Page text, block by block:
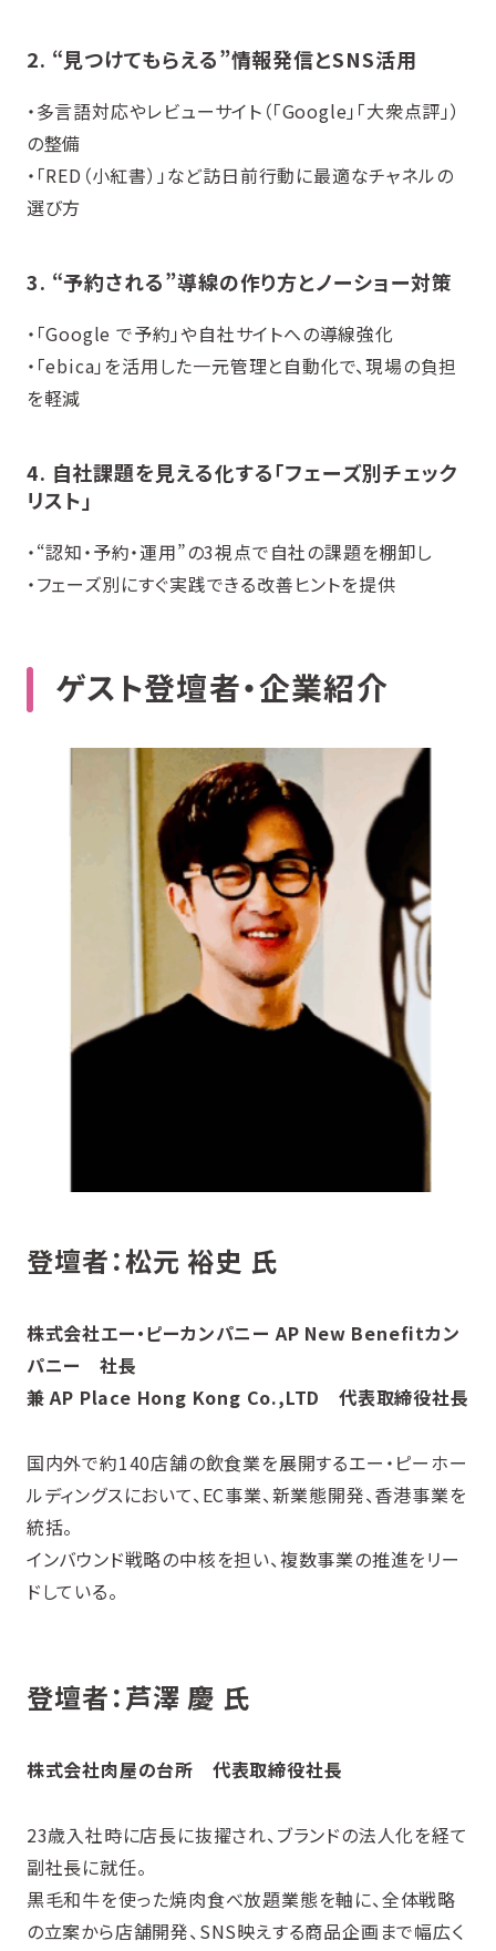
2. “見つけてもらえる”情報発信とSNS活用
・多言語対応やレビューサイト（「Google」「大衆点評」）
の整備
・「RED（小紅書）」など訪日前行動に最適なチャネルの
選び方
3. “予約される”導線の作り方とノーショー対策
・「Google で予約」や自社サイトへの導線強化
・「ebica」を活用した一元管理と自動化で、現場の負担
を軽減
4. 自社課題を見える化する「フェーズ別チェック
リスト」
・“認知・予約・運用”の3視点で自社の課題を棚卸し
・フェーズ別にすぐ実践できる改善ヒントを提供
ゲスト登壇者・企業紹介
登壇者：松元 裕史 氏
株式会社エー・ピーカンパニー AP New Benefitカン
パニー 社長
兼 AP Place Hong Kong Co.,LTD 代表取締役社長
国内外で約140店舗の飲食業を展開するエー・ピーホー
ルディングスにおいて、EC事業、新業態開発、香港事業を
統括。
インバウンド戦略の中核を担い、複数事業の推進をリー
ドしている。
登壇者：芦澤 慶 氏
株式会社肉屋の台所 代表取締役社長
23歳入社時に店長に抜擢され、ブランドの法人化を経て
副社長に就任。
黒毛和牛を使った焼肉食べ放題業態を軸に、全体戦略
の立案から店舗開発、SNS映えする商品企画まで幅広く